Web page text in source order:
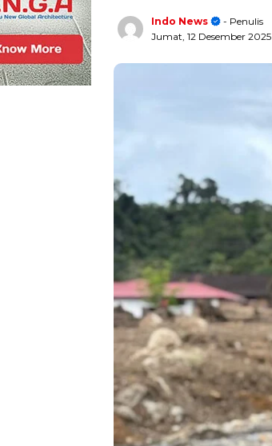
Indo News
- Penulis
Jumat, 12 Desember 2025